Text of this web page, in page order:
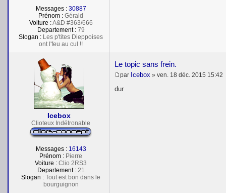
Messages : 30887
Prénom : Gérald
Voiture :A&D #363/666
Departement :79
Slogan : Les p'tites Dieppoises
ont l'feu au cul !!
Icebox
Clioteux Indétronable
Messages : 16143
Prénom : Pierre
Voiture : Clio 2RS3
Departement :21
Slogan : Tout est bon dans le
bourguignon
Le topic sans frein.
M
e
par Icebox » ven. 18 déc. 2015 15:42
dur